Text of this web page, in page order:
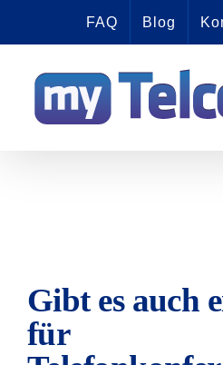
FAQ Blog
Gibt es auch
für